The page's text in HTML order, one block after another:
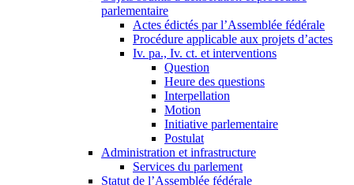
parlementaire
Actes édictés par l’Assemblée fédérale
Procédure applicable aux projets d’actes
Iv. pa., Iv. ct. et interventions
Question
Heure des questions
Interpellation
Motion
Initiative parlementaire
Postulat
Administration et infrastructure
Services du parlement
Statut de l’Assemblée fédérale